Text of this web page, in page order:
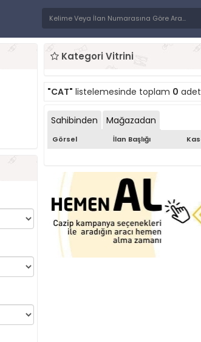
Kategori Vitrini
"CAT" listelemesinde toplam 0
Sahibinden Mağazadan
Görsel İlan Başlığı